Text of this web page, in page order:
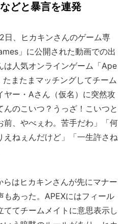
どと暴言を連発
、ヒカキンさんのゲーム専
」に公開された動画での出
は人気オンラインゲーム「Ape
またまマッチングしてチーム
ヤー・Aさん（仮名）に突然攻
のこいつ？うっざ！こいつと
前、やべぇわ。苦手だわ」「何
えねぇんだけど」「一生許さね
はヒカキンさんが先にマナー
あった。APEXにはフィール
ててチームメイトに意思表示し